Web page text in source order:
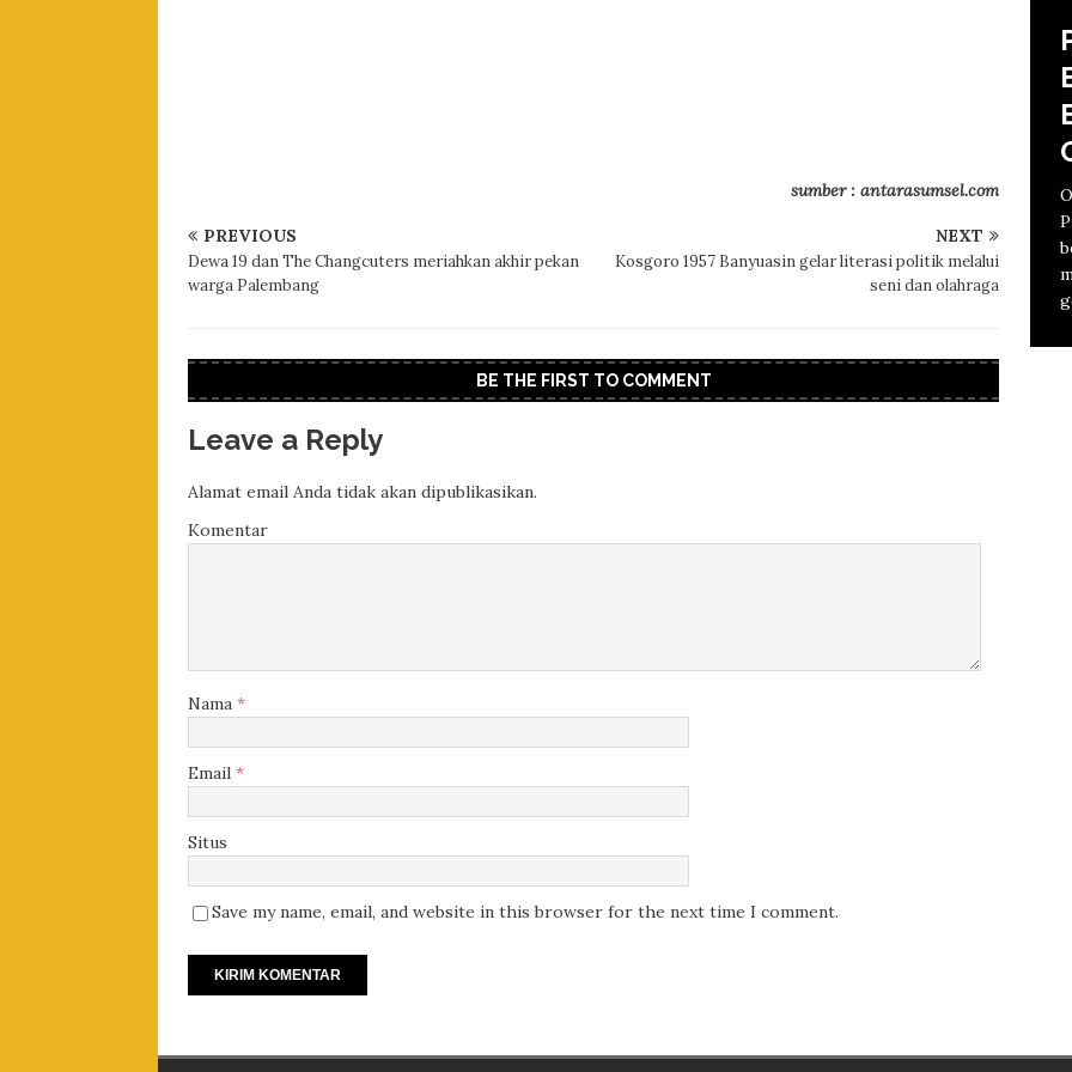
sumber : antarasumsel.com
PREVIOUS
Dewa 19 dan The Changcuters meriahkan akhir pekan
warga Palembang
NEXT
Kosgoro 1957 Banyuasin gelar literasi politik melalui
seni dan olahraga
BE THE FIRST TO COMMENT
Leave a Reply
Alamat email Anda tidak akan dipublikasikan.
Komentar
Nama *
Email *
Situs
Save my name, email, and website in this browser for the next time I comment.